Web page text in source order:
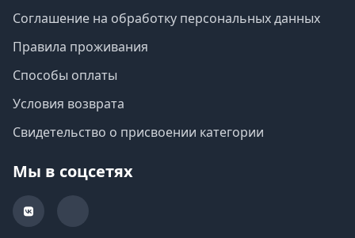
Соглашение на обработку персональных данных
Правила проживания
Способы оплаты
Условия возврата
Свидетельство о присвоении категории
Мы в соцсетях